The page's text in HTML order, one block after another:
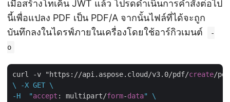
เมื่อสร้างโทเค็น JWT แล้ว โปรดดำเนินการคำสั่งต่อไป
นี้เพื่อแปลง PDF เป็น PDF/A จากนั้นไฟล์ที่ได้จะถูก
บันทึกลงในไดรฟ์ภายในเครื่องโดยใช้อาร์กิวเมนต์
-
o
curl -v "https://api.aspose.cloud/v3.0/pdf/create/
\ -X GET \
-H  "accept : multipart/form-data" \